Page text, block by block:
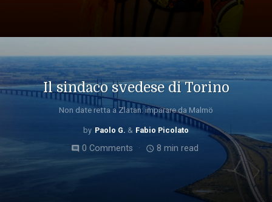
Il sindaco svedese di Torino
Non date retta a Zlatan: imparare da Malmö
Paolo G. Fabio Picolato
comment0 Comments access_time 8 min read